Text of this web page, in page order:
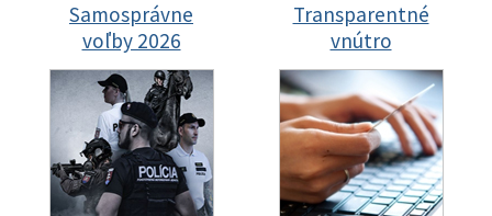
Samosprávne
voľby 2026
Transparentné
vnútro